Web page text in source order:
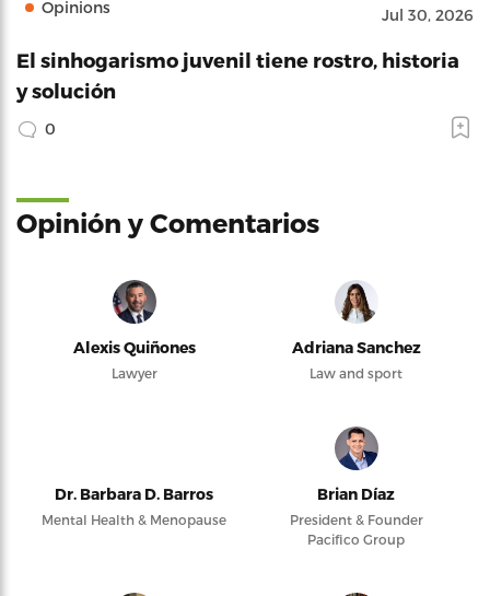
Opinions Jul 30, 2026
El sinhogarismo juvenil tiene rostro, historia
y solución
0
Opinión y Comentarios
Alexis Quiñones
Lawyer
Adriana Sanchez
Law and sport
Dr. Barbara D. Barros
Mental Health & Menopause
Brian Díaz
President & Founder
Pacifico Group